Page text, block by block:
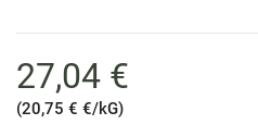
27,04 €
(20,75 € €/kG)